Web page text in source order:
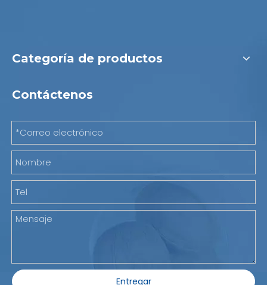
Categoría de productos
Contáctenos
Entregar